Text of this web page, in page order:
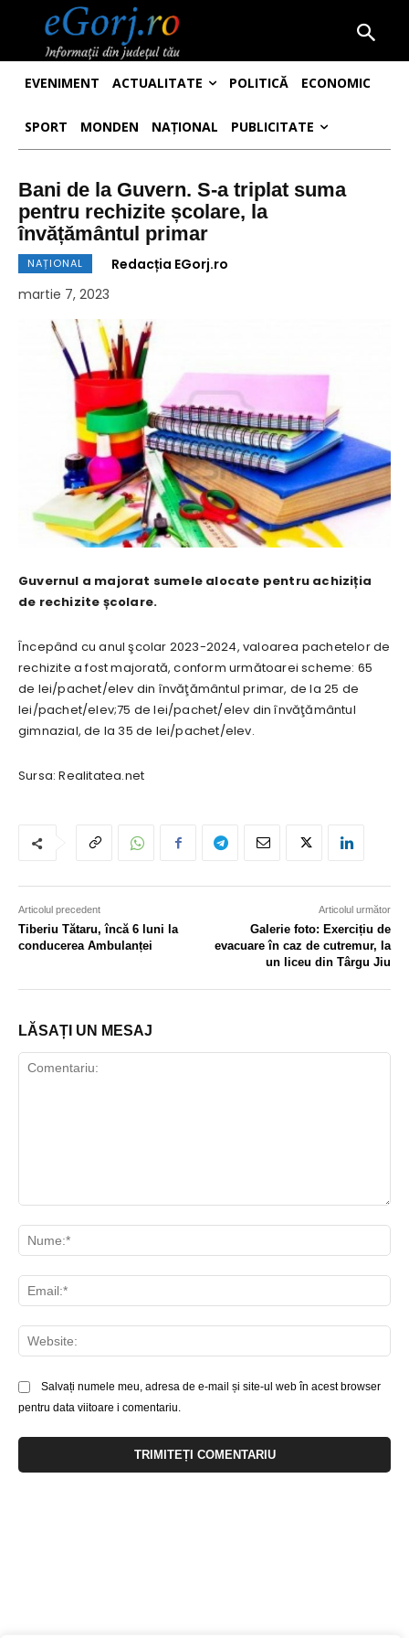
EVENIMENT ACTUALITATE POLITICĂ ECONOMIC
SPORT MONDEN NAȚIONAL PUBLICITATE
Bani de la Guvern. S-a triplat suma
pentru rechizite școlare, la
învățământul primar
NAȚIONAL
Redacția EGorj.ro
martie 7, 2023
Guvernul a majorat sumele alocate pentru achiziția
de rechizite școlare.
Începând cu anul şcolar 2023-2024, valoarea pachetelor de
rechizite a fost majorată, conform următoarei scheme: 65
de lei/pachet/elev din învăţământul primar, de la 25 de
lei/pachet/elev;75 de lei/pachet/elev din învăţământul
gimnazial, de la 35 de lei/pachet/elev.
Sursa: Realitatea.net
Articolul precedent
Tiberiu Tătaru, încă 6 luni la
conducerea Ambulanței
Articolul următor
Galerie foto: Exercițiu de
evacuare în caz de cutremur, la
un liceu din Târgu Jiu
LĂSAȚI UN MESAJ
Salvați numele meu, adresa de e-mail și site-ul web în acest browser
pentru data viitoare i comentariu.